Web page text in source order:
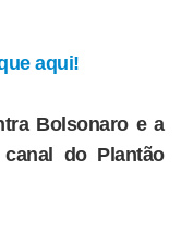
aqui!
Bolsonaro e a
do Plantão